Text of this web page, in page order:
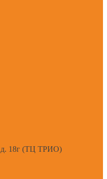
д. 18г (ТЦ ТРИО)